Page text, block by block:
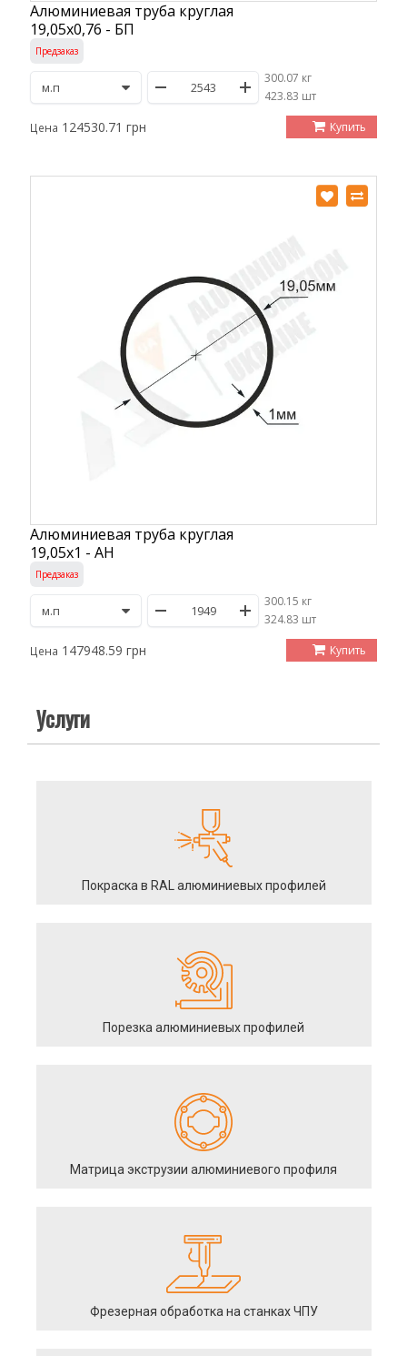
Алюминиевая труба круглая
19,05х0,76 - БП
Предзаказ
300.07 кг
/423.83 шт
Цена 124530.71 грн Купить
Алюминиевая труба круглая
19,05х1 - АН
Предзаказ
300.15 кг
/324.83 шт
Цена 147948.59 грн Купить
Услуги
Покраска в RAL алюминиевых профилей
Порезка алюминиевых профилей
Матрица экструзии алюминиевого профиля
Фрезерная обработка на станках ЧПУ